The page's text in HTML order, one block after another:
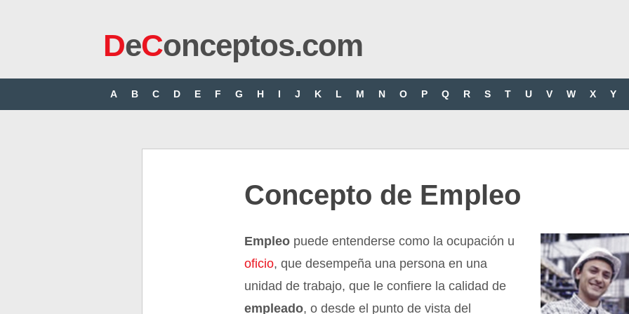
DeConceptos.com
A B C D E F G H I J K L M N O P Q R S T U V W X Y
Concepto de Empleo
Empleo puede entenderse como la ocupación u
oficio, que desempeña una persona en una
unidad de trabajo, que le confiere la calidad de
empleado, o desde el punto de vista del